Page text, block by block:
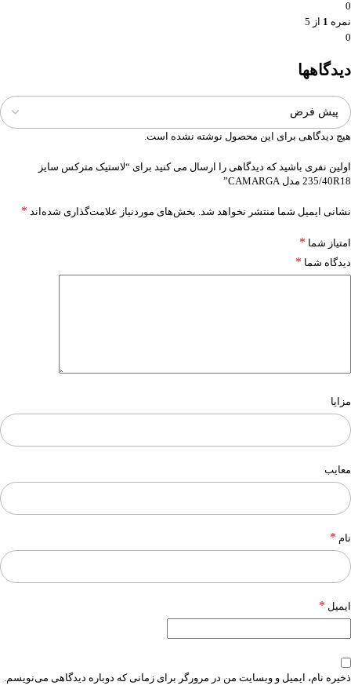
0
نمره 1 از 5
0
دیدگاهها
هیچ دیدگاهی برای این محصول نوشته نشده است.
اولین نفری باشید که دیدگاهی را ارسال می کنید برای “لاستیک مترکس سایز
235/40R18 مدل CAMARGA”
نشانی ایمیل شما منتشر نخواهد شد. بخش‌های موردنیاز علامت‌گذاری شده‌اند *
امتیاز شما *
دیدگاه شما *
مزایا
معایب
نام *
ایمیل *
ذخیره نام، ایمیل و وبسایت من در مرورگر برای زمانی که دوباره دیدگاهی می‌نویسم.